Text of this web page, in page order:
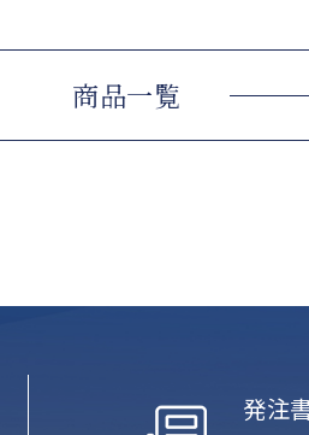
商品一覧
発注